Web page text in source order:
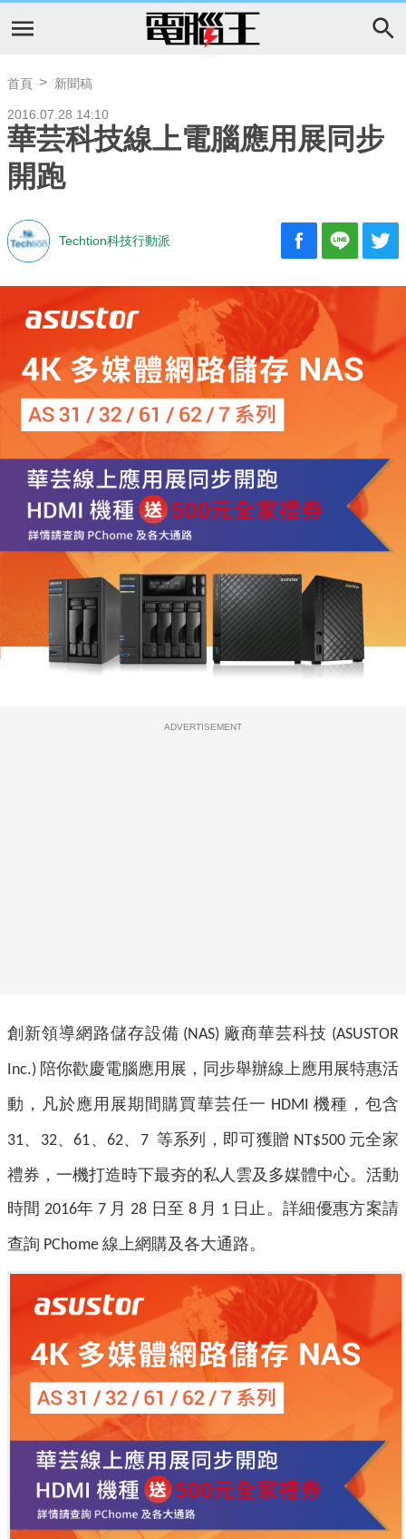
首頁 新聞稿
2016.07.28 14:10
華芸科技線上電腦應用展同步
開跑
Techtion科技行動派
ADVERTISEMENT
創新領導網路儲存設備 (NAS) 廠商華芸科技 (ASUSTOR
Inc.) 陪你歡慶電腦應用展，同步舉辦線上應用展特惠活
動，凡於應用展期間購買華芸任一 HDMI 機種，包含
31、 32、61、62、 7 等系列，即可獲贈 NT$500 元全家
禮券，一機打造時下最夯的私人雲及多媒體中心。活動
時間 2016年 7 月 28 日至 8 月 1 日止。詳細優惠方案請
查詢 PChome 線上網購及各大通路。